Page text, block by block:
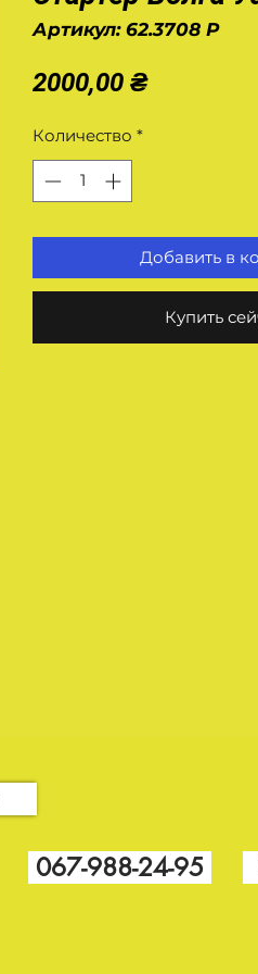
Артикул: 62.3708 Р
2000,00 ₴Цена
Количество *
Добавить в
Купить
067-988-24-95